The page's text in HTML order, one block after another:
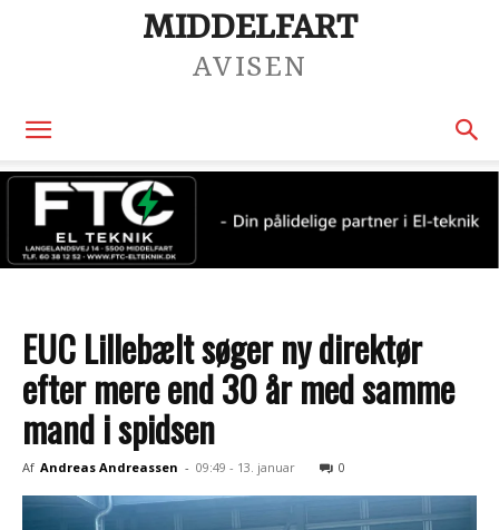
MIDDELFART
AVISEN
EUC Lillebælt søger ny direktør
efter mere end 30 år med samme
mand i spidsen
Af Andreas Andreassen - 09:49 - 13. januar 0